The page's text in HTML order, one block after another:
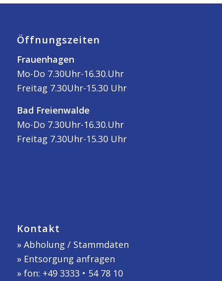
Öffnungszeiten
Frauenhagen
Mo-Do 7.30Uhr-16.30.Uhr
Freitag 7.30Uhr-15.30 Uhr
Bad Freienwalde
Mo-Do 7.30Uhr-16.30.Uhr
Freitag 7.30Uhr-15.30 Uhr
Kontakt
» Abholung / Stammdaten
» Entsorgung anfragen
» fon: +49 3333 • 54 78 10